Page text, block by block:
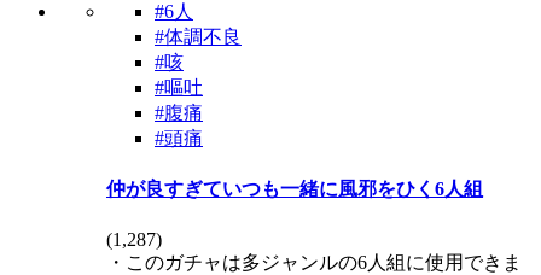
#6人
#体調不良
#咳
#嘔吐
#腹痛
#頭痛
仲が良すぎていつも一緒に風邪をひく6人組
(1,287)
・このガチャは多ジャンルの6人組に使用できま